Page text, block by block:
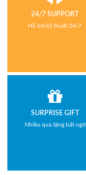
24/7 SUPPORT
Hỗ trợ kỹ thuật 24/7
SURPRISE GIFT
Nhiều quà tặng bất ngờ